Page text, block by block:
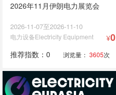
2026年11月伊朗电力展览会
2026-11-07至2026-11-10
电力设备Electricity Equipment ¥0
推荐指数：0 浏览量： 3605次